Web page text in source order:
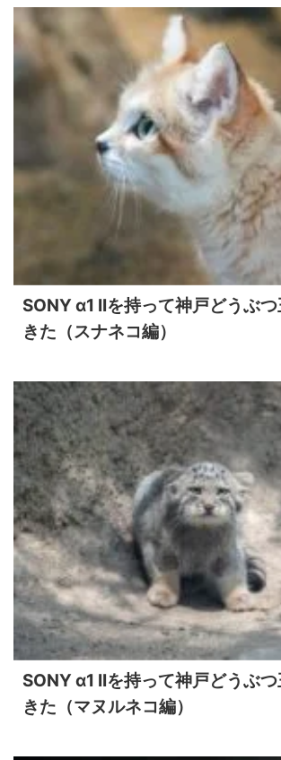
SONY α1 IIを持って神戸どうぶ
きた（スナネコ編）
SONY α1 IIを持って神戸どうぶ
きた（マヌルネコ編）